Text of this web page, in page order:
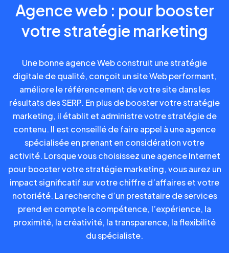
Agence web : pour booster
votre stratégie marketing
Une bonne agence Web construit une stratégie
digitale de qualité, conçoit un site Web performant,
améliore le référencement de votre site dans les
résultats des SERP. En plus de booster votre stratégie
marketing, il établit et administre votre stratégie de
contenu. Il est conseillé de faire appel à une agence
spécialisée en prenant en considération votre
activité. Lorsque vous choisissez une agence Internet
pour booster votre stratégie marketing, vous aurez un
impact significatif sur votre chiffre d’affaires et votre
notoriété. La recherche d’un prestataire de services
prend en compte la compétence, l’expérience, la
proximité, la créativité, la transparence, la flexibilité
du spécialiste.